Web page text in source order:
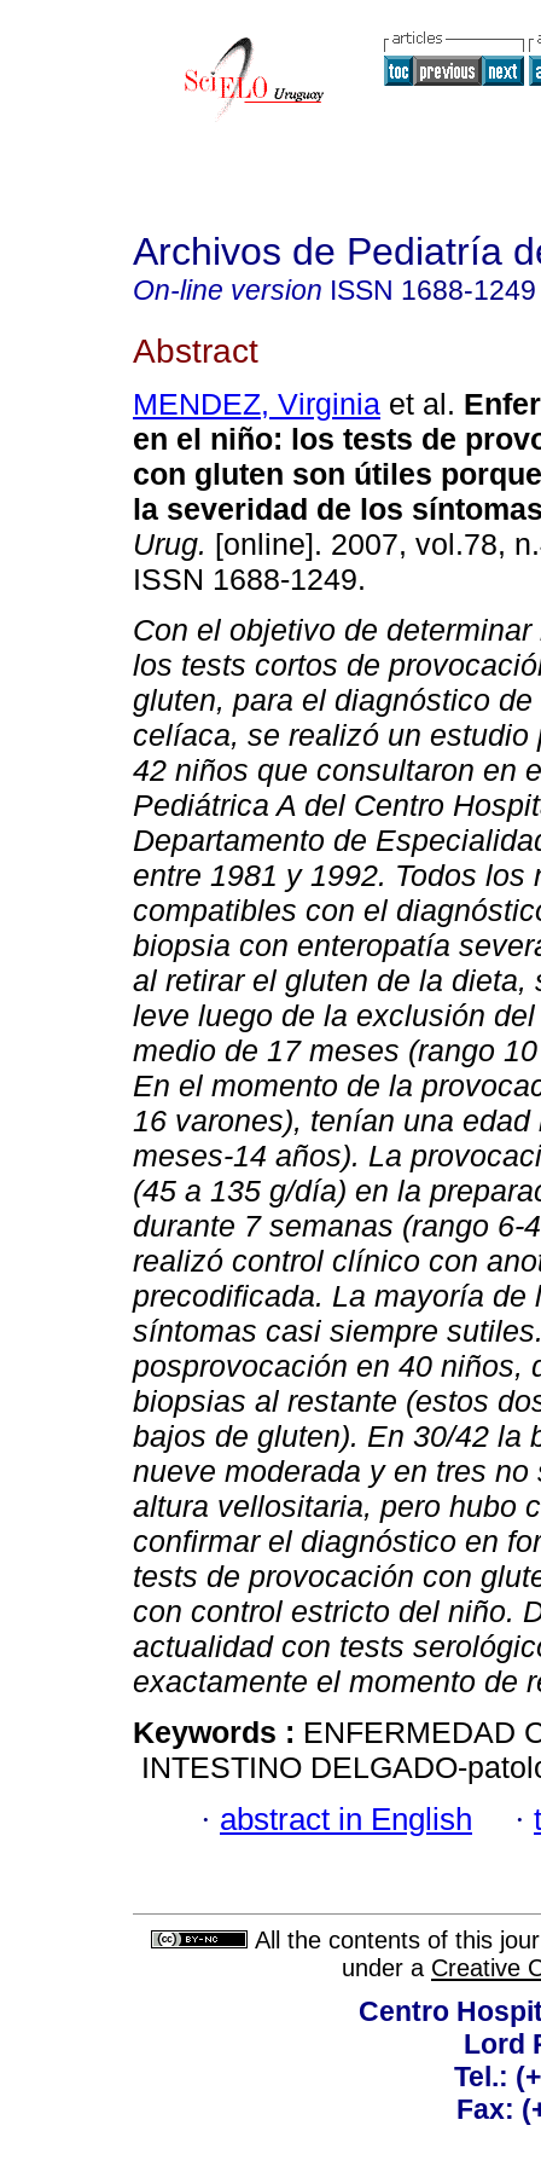
Archivos de Pediatría
On-line version ISSN 1688-1249
Abstract
MENDEZ, Virginia et al.
en el niño: los tests de
con gluten son útiles
la severidad de los
Urug. [online]. 2007, vol.78,
ISSN 1688-1249.
Con el objetivo de
los tests cortos de
gluten, para el diagnóstico
celíaca, se realizó un estudio
42 niños que consultaron en
Pediátrica A del Centro
Departamento de
entre 1981 y 1992. Todos
compatibles con el
biopsia con enteropatía
al retirar el gluten de la
leve luego de la exclusión
medio de 17 meses (rango
En el momento de la
16 varones), tenían una
meses-14 años). La
(45 a 135 g/día) en la
durante 7 semanas (rango
realizó control clínico con
precodificada. La mayoría de
síntomas casi siempre
posprovocación en 40 niños,
biopsias al restante (estos
bajos de gluten). En 30/42 la
nueve moderada y en tres
altura vellositaria, pero hubo
confirmar el diagnóstico en
tests de provocación con
con control estricto del niño.
actualidad con tests
exactamente el momento de
Keywords : ENFERMEDAD
INTESTINO DELGADO-
· abstract in English ·
All the contents of this
under a Creative
Centro
Lord
Tel.:
Fax: